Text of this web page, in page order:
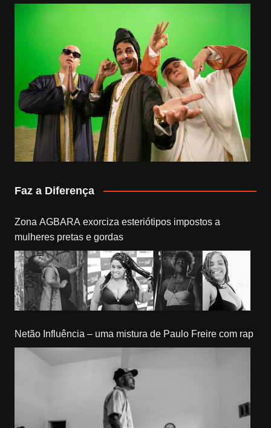
Faz a Diferença
Zona AGBARA exorciza esteriótipos impostos a
mulheres pretas e gordas
Netão Influência – uma mistura de Paulo Freire com rap